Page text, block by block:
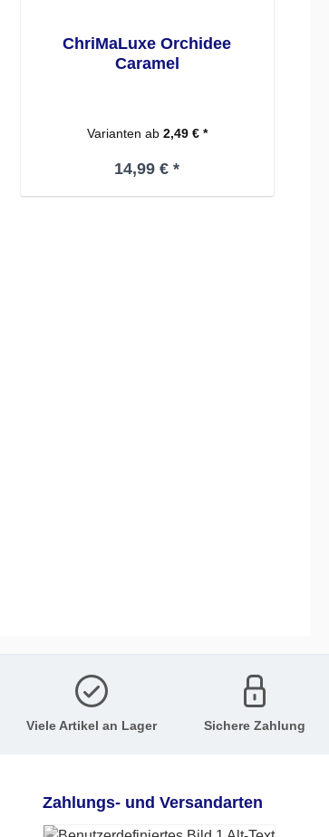
ChriMaLuxe Orchidee
Caramel
Varianten ab2,49 € *
Regulärer Preis:
14,99 € *
Viele Artikel an Lager Sichere Zahlung
Zahlungs- und Versandarten